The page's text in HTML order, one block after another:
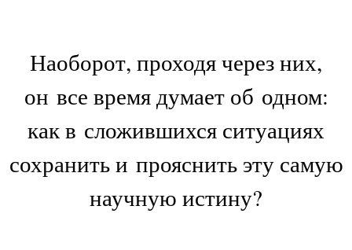
Наоборот, проходя через них,
он все время думает об одном:
как в сложившихся ситуациях
сохранить и прояснить эту самую
научную истину?